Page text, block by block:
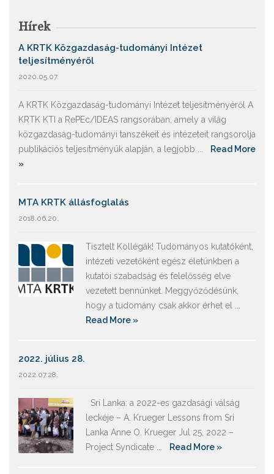
Hírek
A KRTK Közgazdaság-tudományi Intézet
teljesítményéről
2020.05.07.
A KRTK Közgazdaság-tudományi Intézet teljesítményéről A
KRTK KTI a RePEc/IDEAS rangsorában, amely a világ
közgazdaság-tudományi tanszékeit és intézeteit rangsorolja
publikációs teljesítményük alapján, a legjobb ...
Read More
»
MTA KRTK állásfoglalás
2018.06.20.
Tisztelt Kollégák! Tudományos kutatóként,
intézeti vezetőként egész életünkben a
kutatói szabadság és felelősség elve
vezetett bennünket. Meggyőződésünk,
hogy a tudomány csak akkor érhet el ...
Read More »
2022. július 28.
2022.07.28.
Srí Lanka: a 2022-es gazdasági válság
leckéje – A. Krueger Lessons from Sri
Lanka Anne O. Krueger Jul 25, 2022 –
Project Syndicate ...
Read More »